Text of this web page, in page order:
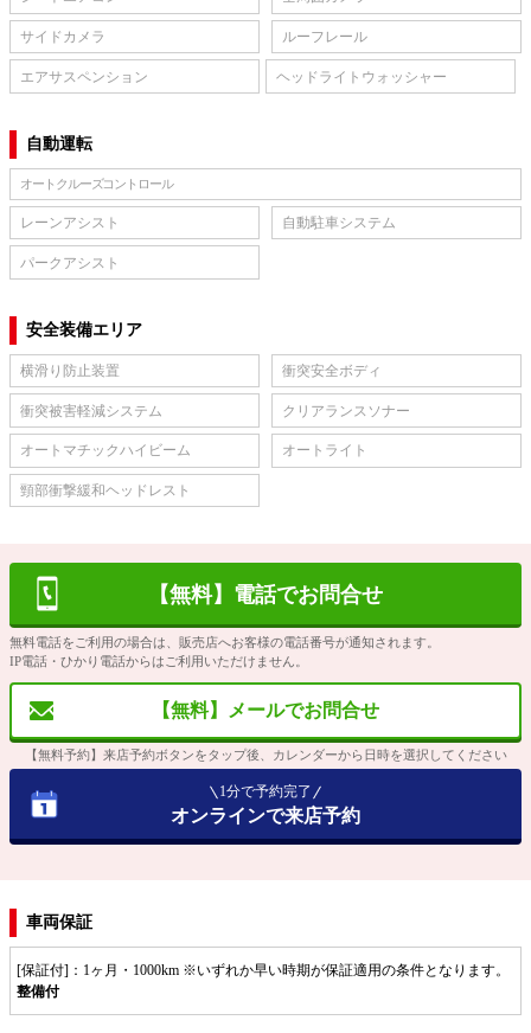
サイドカメラ ルーフレール
エアサスペンション ヘッドライトウォッシャー
自動運転
オートクルーズコントロール
レーンアシスト 自動駐車システム
パークアシスト
安全装備エリア
横滑り防止装置 衝突安全ボディ
衝突被害軽減システム クリアランスソナー
オートマチックハイビーム オートライト
頸部衝撃緩和ヘッドレスト
【無料】電話でお問合せ
無料電話をご利用の場合は、販売店へお客様の電話番号が通知されます。
IP電話・ひかり電話からはご利用いただけません。
【無料】メールでお問合せ
【無料予約】来店予約ボタンをタップ後、カレンダーから日時を選択してください
1分で予約完了
オンラインで来店予約
車両保証
[保証付]：1ヶ月・1000km ※いずれか早い時期が保証適用の条件となります。
整備付